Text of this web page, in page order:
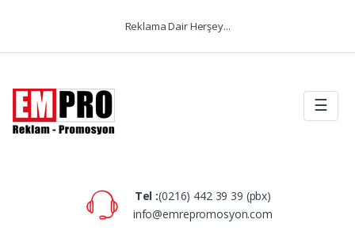
Reklama Dair Herşey...
☰
Tel :(0216) 442 39 39 (pbx)
info@emrepromosyon.com